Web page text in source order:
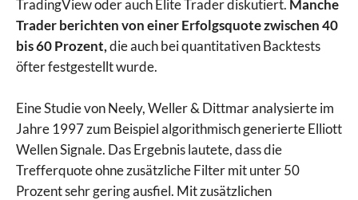
TradingView oder auch Elite Trader diskutiert. Manche
Trader berichten von einer Erfolgsquote zwischen 40
bis 60 Prozent,die auch bei quantitativen Backtests
öfter festgestellt wurde.
Eine Studie von Neely, Weller & Dittmar analysierte im
Jahre 1997 zum Beispiel algorithmisch generierte Elliott
Wellen Signale. Das Ergebnis lautete, dass die
Trefferquote ohne zusätzliche Filter mit unter 50
Prozent sehr gering ausfiel. Mit zusätzlichen